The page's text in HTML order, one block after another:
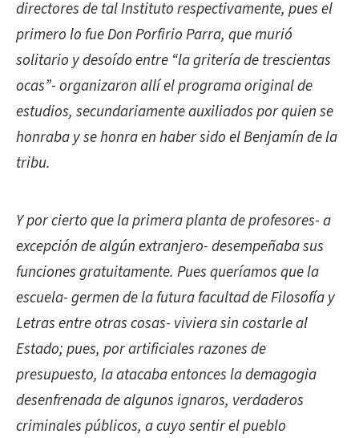
directores de tal Instituto respectivamente, pues el
primero lo fue Don Porfirio Parra, que murió
solitario y desoído entre “la gritería de trescientas
ocas”- organizaron allí el programa original de
estudios, secundariamente auxiliados por quien se
honraba y se honra en haber sido el Benjamín de la
tribu.
Y por cierto que la primera planta de profesores- a
excepción de algún extranjero- desempeñaba sus
funciones gratuitamente. Pues queríamos que la
escuela- germen de la futura facultad de Filosofía y
Letras entre otras cosas- viviera sin costarle al
Estado; pues, por artificiales razones de
presupuesto, la atacaba entonces la demagogia
desenfrenada de algunos ignaros, verdaderos
criminales públicos, a cuyo sentir el pueblo